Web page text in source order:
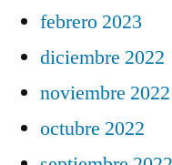
febrero 2023
diciembre 2022
noviembre 2022
octubre 2022